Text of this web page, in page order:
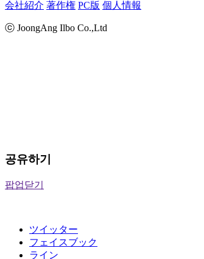
会社紹介 著作権 PC版 個人情報
ⓒ JoongAng Ilbo Co.,Ltd
공유하기
팝업닫기
ツイッター
フェイスブック
ライン